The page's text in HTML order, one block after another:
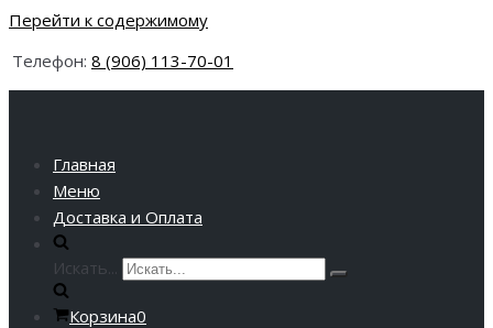
Перейти к содержимому
Телефон: 8 (906) 113-70-01
Главная
Меню
Доставка и Оплата
Искать...
Корзина0